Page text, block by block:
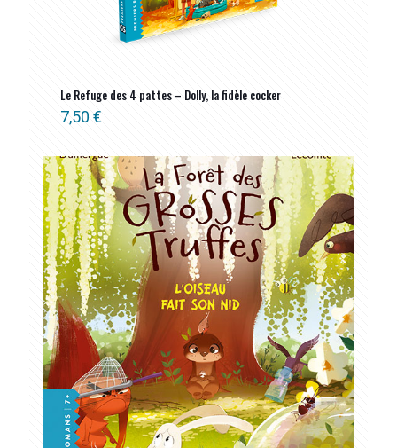
Le Refuge des 4 pattes – Dolly, la fidèle cocker
7,50 €